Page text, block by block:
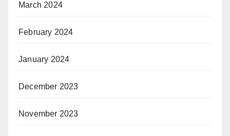
March 2024
February 2024
January 2024
December 2023
November 2023